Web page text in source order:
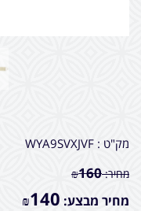
מק"ט : WYA9SVXJVF
מחיר: ₪160
מחיר מבצע: ₪140